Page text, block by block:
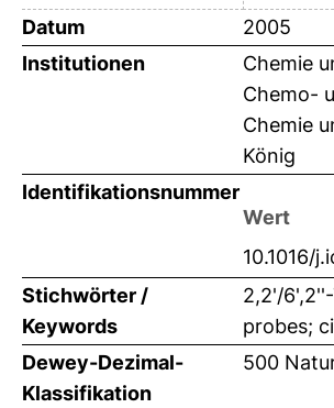
Datum
2005
Institutionen
Chemie
Chemo-
Chemie
König
Identifikationsnummer
Wert
10.1016/
Stichwörter /
Keywords
2,2'/6',2''-
probes;
Dewey-Dezimal-
Klassifikation
500